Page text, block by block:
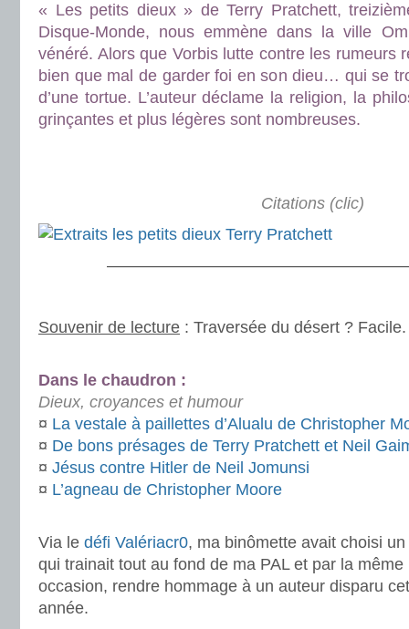
« Les petits dieux » de Terry Pratchett,
Disque-Monde, nous emmène dans la ville
vénéré. Alors que Vorbis lutte contre les rumeurs
bien que mal de garder foi en son dieu… qui se
d’une tortue. L’auteur déclame la religion, la
grinçantes et plus légères sont nombreuses.
Citations (clic)
Souvenir de lecture : Traversée du désert ? Facile.
Dans le chaudron :
Dieux, croyances et humour
¤ La vestale à paillettes d’Alualu de Christopher
¤ De bons présages de Terry Pratchett et Neil
¤ Jésus contre Hitler de Neil Jomunsi
¤ L’agneau de Christopher Moore
Via le défi Valériacr0, ma binômette avait choisi
qui trainait tout au fond de ma PAL et par la même
occasion, rendre hommage à un auteur disparu
année.